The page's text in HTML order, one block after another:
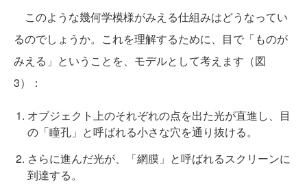
このような幾何学模様がみえる仕組みはどうなってい
るのでしょうか。これを理解するために、目で「ものが
みえる」ということを、モデルとして考えます（図
3）：
オブジェクト上のそれぞれの点を出た光が直進し、目
の「瞳孔」と呼ばれる小さな穴を通り抜ける。
さらに進んだ光が、「網膜」と呼ばれるスクリーンに
到達する。